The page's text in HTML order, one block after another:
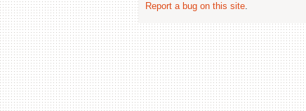
Report a bug on this site.